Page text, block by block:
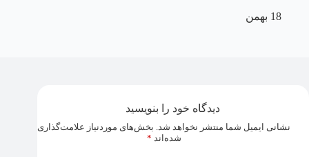
18 بهمن
دیدگاه خود را بنویسید
نشانی ایمیل شما منتشر نخواهد شد. بخش‌های موردنیاز علامت‌گذاری
شده‌اند *